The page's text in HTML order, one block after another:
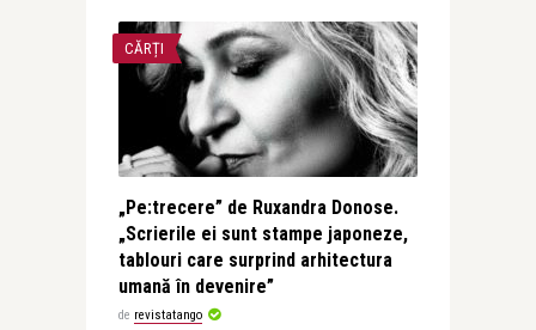
CĂRȚI
„Pe:trecere” de Ruxandra Donose.
„Scrierile ei sunt stampe japoneze,
tablouri care surprind arhitectura
umană în devenire”
de revistatango